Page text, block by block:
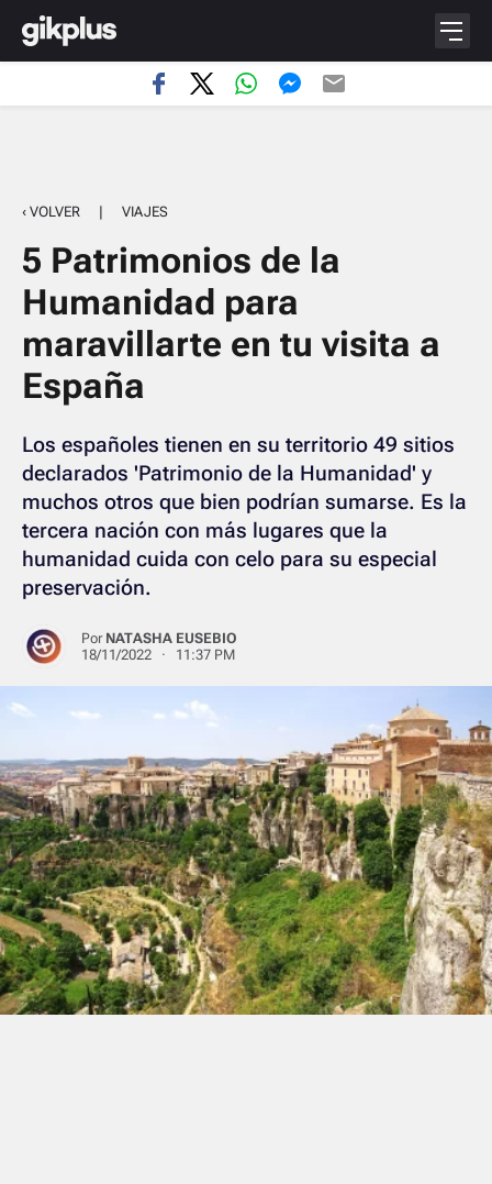
‹ VOLVER | VIAJES
5 Patrimonios de la
Humanidad para
maravillarte en tu visita a
España
Los españoles tienen en su territorio 49 sitios
declarados 'Patrimonio de la Humanidad' y
muchos otros que bien podrían sumarse. Es la
tercera nación con más lugares que la
humanidad cuida con celo para su especial
preservación.
Por NATASHA EUSEBIO
18/11/2022 · 11:37 PM